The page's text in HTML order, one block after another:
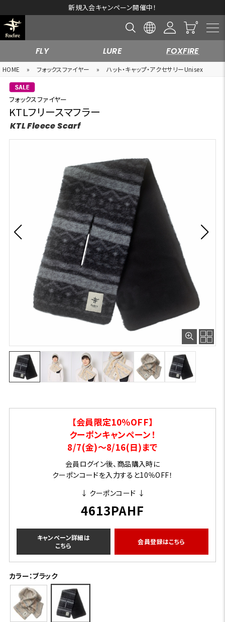
新規入会キャンペーン開催中！
FLY LURE FOXFIRE
HOME » フォックスファイヤー » ハット・キャップ・アクセサリーUnisex
フォックスファイヤー
KTLフリースマフラー
KTL Fleece Scarf
【会員限定10％OFF】
クーポンキャンペーン！
8/7(金)～8/16(日)まで
会員ログイン後、商品購入時に
クーポンコードを入力すると10％OFF！
↓ クーポンコード ↓
4613PAHF
キャンペーン詳細は
こちら
会員登録はこちら
カラー：ブラック